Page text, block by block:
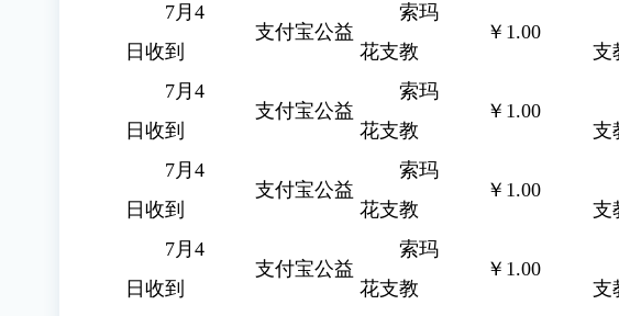
7月4
日收到
支付宝公益
索玛
花支教
￥1.00
支
7月4
日收到
支付宝公益
索玛
花支教
￥1.00
支
7月4
日收到
支付宝公益
索玛
花支教
￥1.00
支
7月4
日收到
支付宝公益
索玛
花支教
￥1.00
支